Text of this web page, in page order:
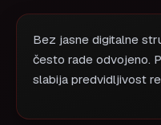
Bez jasne digitalne
često rade odvojeno.
slabija predvidljivost